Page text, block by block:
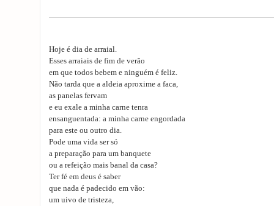
Hoje é dia de arraial.
Esses arraiais de fim de verão
em que todos bebem e ninguém é feliz.
Não tarda que a aldeia aproxime a faca,
as panelas fervam
e eu exale a minha carne tenra
ensanguentada: a minha carne engordada
para este ou outro dia.
Pode uma vida ser só
a preparação para um banquete
ou a refeição mais banal da casa?
Ter fé em deus é saber
que nada é padecido em vão:
um uivo de tristeza,